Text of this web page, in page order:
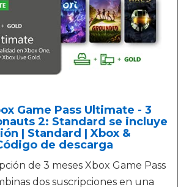
Game Pass Ultimate - 3
2: Standard se incluye
| Standard | Xbox &
de descarga
de 3 meses Xbox Game Pass
dos suscripciones en una